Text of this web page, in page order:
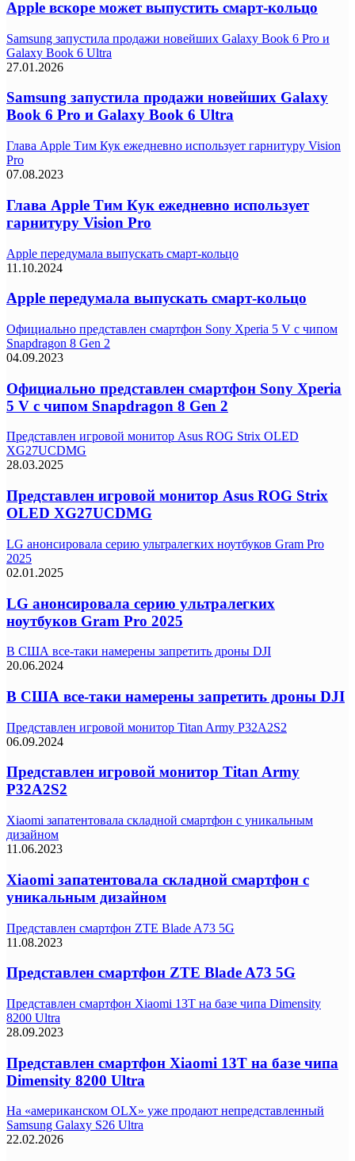
Apple вскоре может выпустить смарт-кольцо
Samsung запустила продажи новейших Galaxy Book 6 Pro и
Galaxy Book 6 Ultra
27.01.2026
Samsung запустила продажи новейших Galaxy
Book 6 Pro и Galaxy Book 6 Ultra
Глава Apple Тим Кук ежедневно использует гарнитуру Vision
Pro
07.08.2023
Глава Apple Тим Кук ежедневно использует
гарнитуру Vision Pro
Apple передумала выпускать смарт-кольцо
11.10.2024
Apple передумала выпускать смарт-кольцо
Официально представлен смартфон Sony Xperia 5 V с чипом
Snapdragon 8 Gen 2
04.09.2023
Официально представлен смартфон Sony Xperia
5 V с чипом Snapdragon 8 Gen 2
Представлен игровой монитор Asus ROG Strix OLED
XG27UCDMG
28.03.2025
Представлен игровой монитор Asus ROG Strix
OLED XG27UCDMG
LG анонсировала серию ультралегких ноутбуков Gram Pro
2025
02.01.2025
LG анонсировала серию ультралегких
ноутбуков Gram Pro 2025
В США все-таки намерены запретить дроны DJI
20.06.2024
В США все-таки намерены запретить дроны DJI
Представлен игровой монитор Titan Army P32A2S2
06.09.2024
Представлен игровой монитор Titan Army
P32A2S2
Xiaomi запатентовала складной смартфон с уникальным
дизайном
11.06.2023
Xiaomi запатентовала складной смартфон с
уникальным дизайном
Представлен смартфон ZTE Blade A73 5G
11.08.2023
Представлен смартфон ZTE Blade A73 5G
Представлен смартфон Xiaomi 13T на базе чипа Dimensity
8200 Ultra
28.09.2023
Представлен смартфон Xiaomi 13T на базе чипа
Dimensity 8200 Ultra
На «американском OLX» уже продают непредставленный
Samsung Galaxy S26 Ultra
22.02.2026